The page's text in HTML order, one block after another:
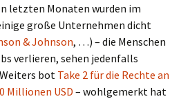
letzten Monaten wurden im
große Unternehmen dicht
& Johnson, …) – die Menschen
verlieren, sehen jedenfalls
bot Take 2 für die Rechte an
Millionen USD – wohlgemerkt hat